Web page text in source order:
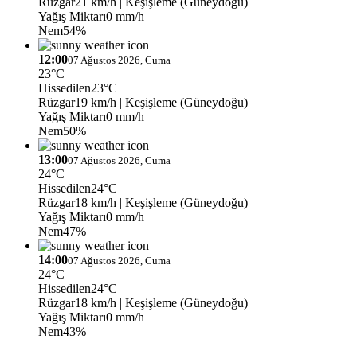
Yağış Miktarı0 mm/h
Nem54%
12:0007 Ağustos 2026, Cuma
23°C
Hissedilen23°C
Rüzgar19 km/h | Keşişleme (Güneydoğu)
Yağış Miktarı0 mm/h
Nem50%
13:0007 Ağustos 2026, Cuma
24°C
Hissedilen24°C
Rüzgar18 km/h | Keşişleme (Güneydoğu)
Yağış Miktarı0 mm/h
Nem47%
14:0007 Ağustos 2026, Cuma
24°C
Hissedilen24°C
Rüzgar18 km/h | Keşişleme (Güneydoğu)
Yağış Miktarı0 mm/h
Nem43%